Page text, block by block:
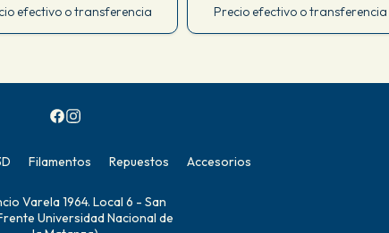
efectivo o transferencia Precio efectivo o transferencia
Filamentos Repuestos Accesorios
Varela 1964. Local 6 - San
Universidad Nacional de